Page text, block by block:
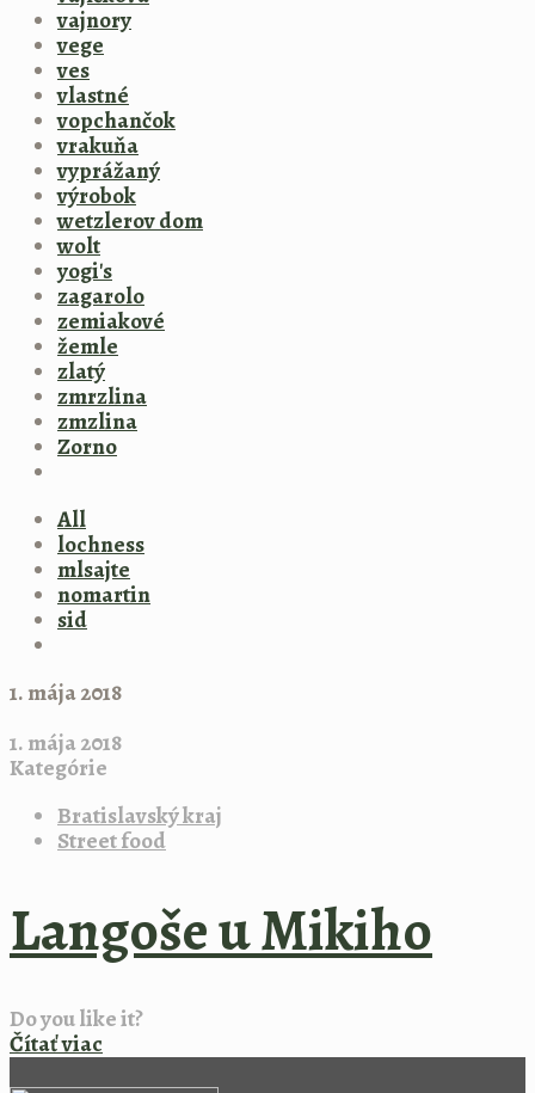
vajnory
vege
ves
vlastné
vopchančok
vrakuňa
vyprážaný
výrobok
wetzlerov dom
wolt
yogi's
zagarolo
zemiakové
žemle
zlatý
zmrzlina
zmzlina
Zorno
All
lochness
mlsajte
nomartin
sid
1. mája 2018
1. mája 2018
Kategórie
Bratislavský kraj
Street food
Langoše u Mikiho
Do you like it?
Čítať viac